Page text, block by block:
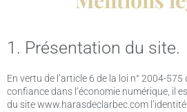
1. Présentation du site.
En vertu de l’article 6 de la loi n° 2004-
confiance dans l’économie numérique, il
du site www.harasdeclarbec.com